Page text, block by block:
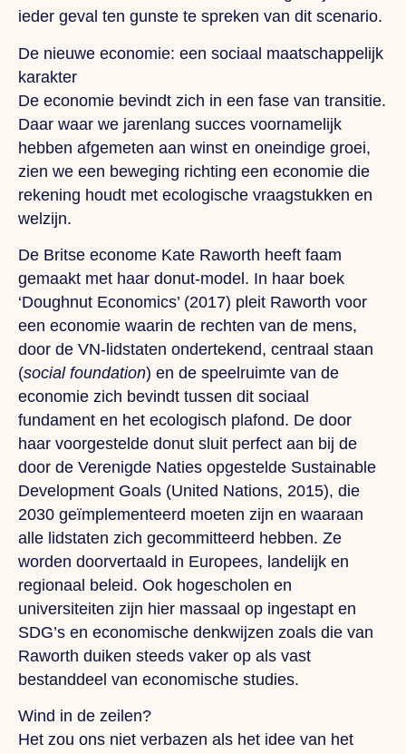
ieder geval ten gunste te spreken van dit scenario.
De nieuwe economie: een sociaal maatschappelijk
karakter
De economie bevindt zich in een fase van transitie.
Daar waar we jarenlang succes voornamelijk
hebben afgemeten aan winst en oneindige groei,
zien we een beweging richting een economie die
rekening houdt met ecologische vraagstukken en
welzijn.
De Britse econome Kate Raworth heeft faam
gemaakt met haar donut-model. In haar boek
‘Doughnut Economics’ (2017) pleit Raworth voor
een economie waarin de rechten van de mens,
door de VN-lidstaten ondertekend, centraal staan
(social foundation) en de speelruimte van de
economie zich bevindt tussen dit sociaal
fundament en het ecologisch plafond. De door
haar voorgestelde donut sluit perfect aan bij de
door de Verenigde Naties opgestelde Sustainable
Development Goals (United Nations, 2015), die
2030 geïmplementeerd moeten zijn en waaraan
alle lidstaten zich gecommitteerd hebben. Ze
worden doorvertaald in Europees, landelijk en
regionaal beleid. Ook hogescholen en
universiteiten zijn hier massaal op ingestapt en
SDG’s en economische denkwijzen zoals die van
Raworth duiken steeds vaker op als vast
bestanddeel van economische studies.
Wind in de zeilen?
Het zou ons niet verbazen als het idee van het